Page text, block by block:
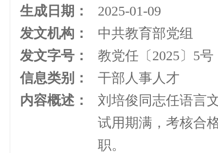
生成日期：
2025-01-09
发文机构：
中共教育部党组
发文字号：
教党任〔2025〕5号
信息类别：
干部人事人才
内容概述：
刘培俊同志任语言
试用期满，考核合
职。